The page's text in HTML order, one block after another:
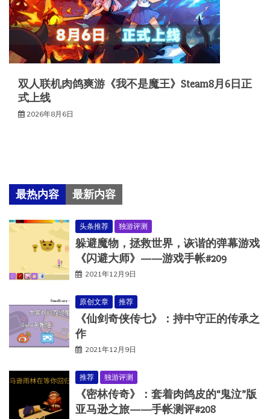
双人联机肉鸽爽游《我不是魔王》Steam8月6日正
式上线
2026年8月6日
最热内容 最新内容
头条推荐 独游评测
躲避魔物，拯救世界，诙谐的弹幕游戏
《闪避大师》——游戏手帐#209
2021年12月9日
原创文章 推荐
《仙剑奇侠传七》：持中守正的传承之
作
2021年12月9日
推荐 独游评测
《密林传奇》：套着肉鸽皮的“鬼泣”版
亚马逊之旅——手帐测评#208